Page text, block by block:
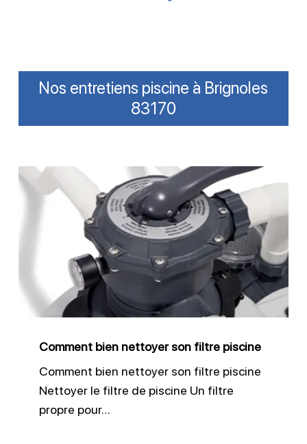
Nos entretiens piscine à Brignoles
83170
Comment
piscine
Comment bien nettoyer son filtre piscine
Comment bien nettoyer son filtre piscine
Nettoyer le filtre de piscine Un filtre
propre pour…